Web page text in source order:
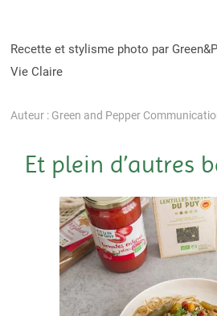
Recette et stylisme photo par
Vie Claire
Auteur : Green and Pepper
Et plein d’autres